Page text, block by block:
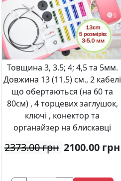
Товщина 3, 3.5; 4; 4,5 та 5мм.
Довжина 13 (11,5) см., 2 кабелі
що обертаються (на 60 та
80см) , 4 торцевих заглушок,
ключі , конектор та
органайзер на блискавці
2373.00 грн 2100.00 грн